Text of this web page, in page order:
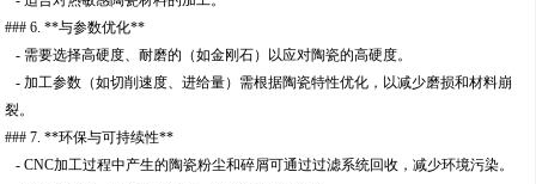
### 6. **与参数优化**
- 需要选择高硬度、耐磨的（如金刚石）以应对陶瓷的高硬度。
- 加工参数（如切削速度、进给量）需根据陶瓷特性优化，以减少磨损和材料崩
裂。
### 7. **环保与可持续性**
- CNC加工过程中产生的陶瓷粉尘和碎屑可通过过滤系统回收，减少环境污染。